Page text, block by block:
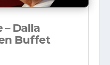
– Dalla
Buffet